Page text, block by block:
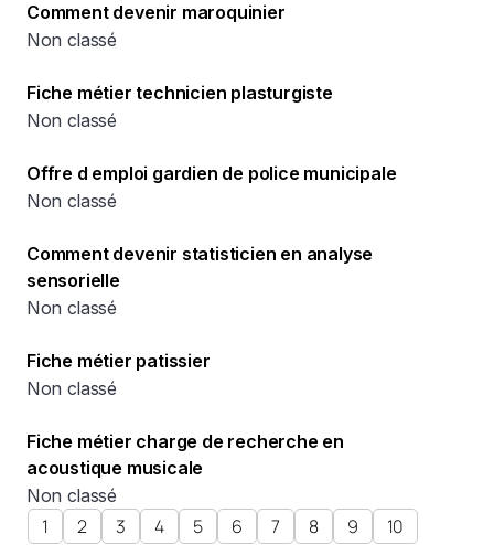
Comment devenir maroquinier
Non classé
Fiche métier technicien plasturgiste
Non classé
Offre d emploi gardien de police municipale
Non classé
Comment devenir statisticien en analyse
sensorielle
Non classé
Fiche métier patissier
Non classé
Fiche métier charge de recherche en
acoustique musicale
Non classé
1 2 3 4 5 6 7 8 9 10